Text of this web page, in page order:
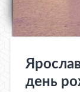
день